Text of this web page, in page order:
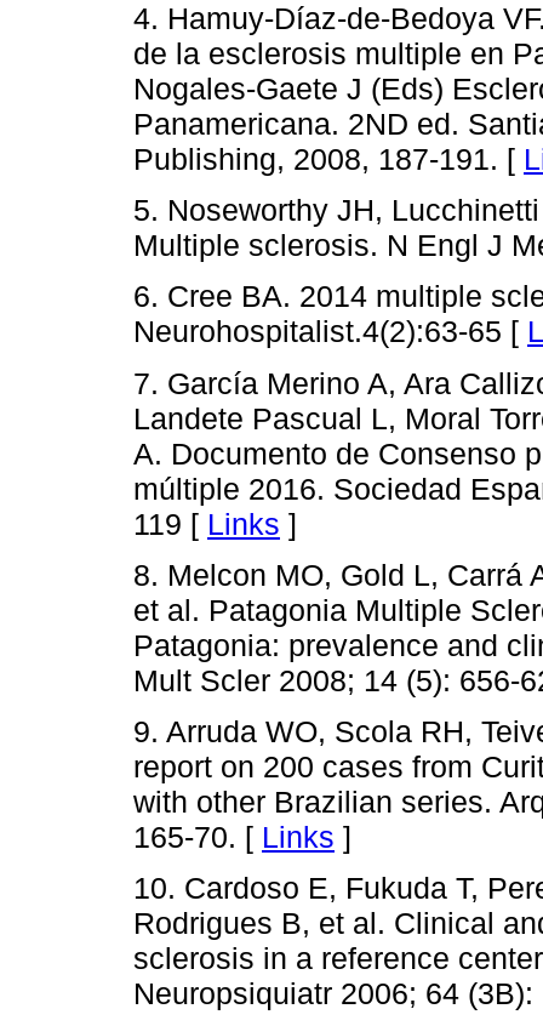
4. Hamuy-Díaz-de-Bedoya
de la esclerosis multiple en
Nogales-Gaete J (Eds)
Panamericana. 2ND ed.
Publishing, 2008, 187-191. [
5. Noseworthy JH,
Multiple sclerosis. N Engl J
6. Cree BA. 2014 multiple
Neurohospitalist.4(2):63-65 [
7. García Merino A, Ara
Landete Pascual L, Moral
A. Documento de Consenso
múltiple 2016. Sociedad
119 [ Links ]
8. Melcon MO, Gold L, Carrá
et al. Patagonia Multiple
Patagonia: prevalence and
Mult Scler 2008; 14 (5): 656-
9. Arruda WO, Scola RH,
report on 200 cases from
with other Brazilian series.
165-70. [ Links ]
10. Cardoso E, Fukuda T,
Rodrigues B, et al. Clinical
sclerosis in a reference
Neuropsiquiatr 2006; 64